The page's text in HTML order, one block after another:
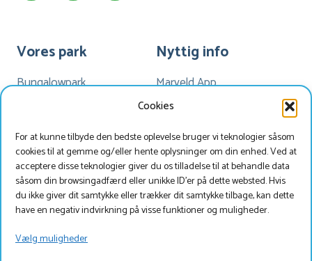
Cookies
For at kunne tilbyde den bedste oplevelse bruger vi teknologier såsom
cookies til at gemme og/eller hente oplysninger om din enhed. Ved at
acceptere disse teknologier giver du os tilladelse til at behandle data
såsom din browsingadfærd eller unikke ID'er på dette websted. Hvis
du ikke giver dit samtykke eller trækker dit samtykke tilbage, kan dette
have en negativ indvirkning på visse funktioner og muligheder.
Vælg muligheder
Vores park
Bungalowpark
Faciliteter
Kort
Nyttig info
Marveld App
Mit Marveld
Animationsplan
Søg og book